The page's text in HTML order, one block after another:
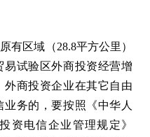
区域（28.8平方公里）
试验区外商投资经营增
商投资企业在其它自由
务的，要按照《中华人
资电信企业管理规定》